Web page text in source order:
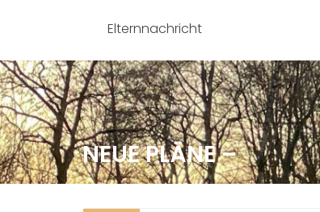
Elternnachricht
NEUE PLÄNE –